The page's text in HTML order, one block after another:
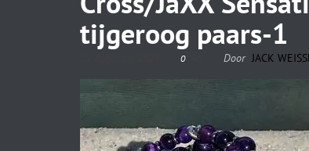
tijgeroog paars-1
0 Door JACK